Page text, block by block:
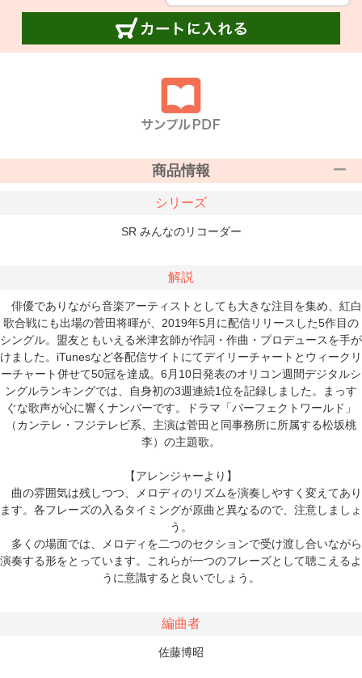
商品情報
シリーズ
SR みんなのリコーダー
解説
俳優でありながら音楽アーティストとしても大きな注目を集め、紅白
歌合戦にも出場の菅田将暉が、2019年5月に配信リリースした5作目の
シングル。盟友ともいえる米津玄師が作詞・作曲・プロデュースを手が
けました。iTunesなど各配信サイトにてデイリーチャートとウィークリ
ーチャート併せて50冠を達成。6月10日発表のオリコン週間デジタルシ
ングルランキングでは、自身初の3週連続1位を記録しました。まっす
ぐな歌声が心に響くナンバーです。ドラマ「パーフェクトワールド」
（カンテレ・フジテレビ系、主演は菅田と同事務所に所属する松坂桃
李）の主題歌。
【アレンジャーより】
曲の雰囲気は残しつつ、メロディのリズムを演奏しやすく変えてあり
ます。各フレーズの入るタイミングが原曲と異なるので、注意しましょ
う。
多くの場面では、メロディを二つのセクションで受け渡し合いながら
演奏する形をとっています。これらが一つのフレーズとして聴こえるよ
うに意識すると良いでしょう。
編曲者
佐藤博昭